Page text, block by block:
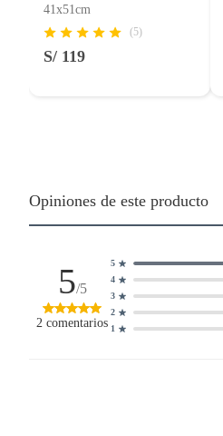
Uso Recomendado
41x51cm
(5)
S/ 119
Opiniones de este producto
5/5
2 comentarios 1
2
3
4
5